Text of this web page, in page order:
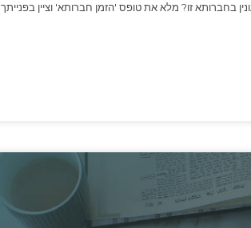
בחברותא זו? מלא את טופס 'הזמן חברותא' וציין בפנייתך